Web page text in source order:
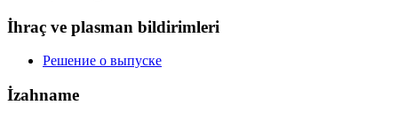
İhraç ve plasman bildirimleri
Решение о выпуске
İzahname